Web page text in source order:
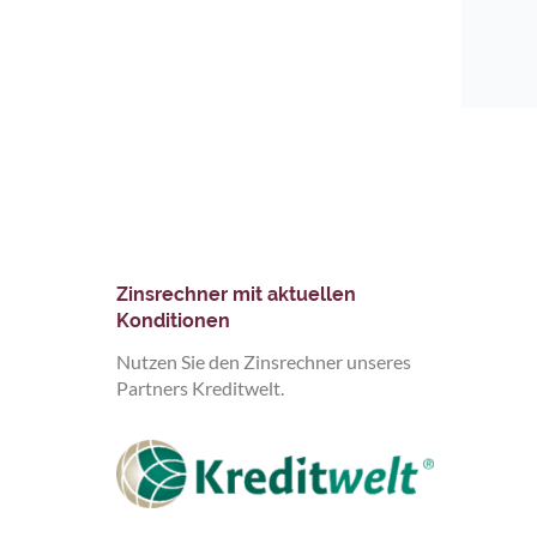
Zinsrechner mit aktuellen
Konditionen
Nutzen Sie den Zinsrechner unseres
Partners Kreditwelt.